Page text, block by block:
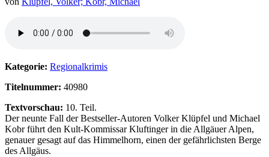
Kategorie: Regionalkrimis
Titelnummer: 40980
Textvorschau: 10. Teil.
Der neunte Fall der Bestseller-Autoren Volker Klüpfel und Michael
Kobr führt den Kult-Kommissar Kluftinger in die Allgäuer Alpen,
genauer gesagt auf das Himmelhorn, einen der gefährlichsten Berge
des Allgäus.